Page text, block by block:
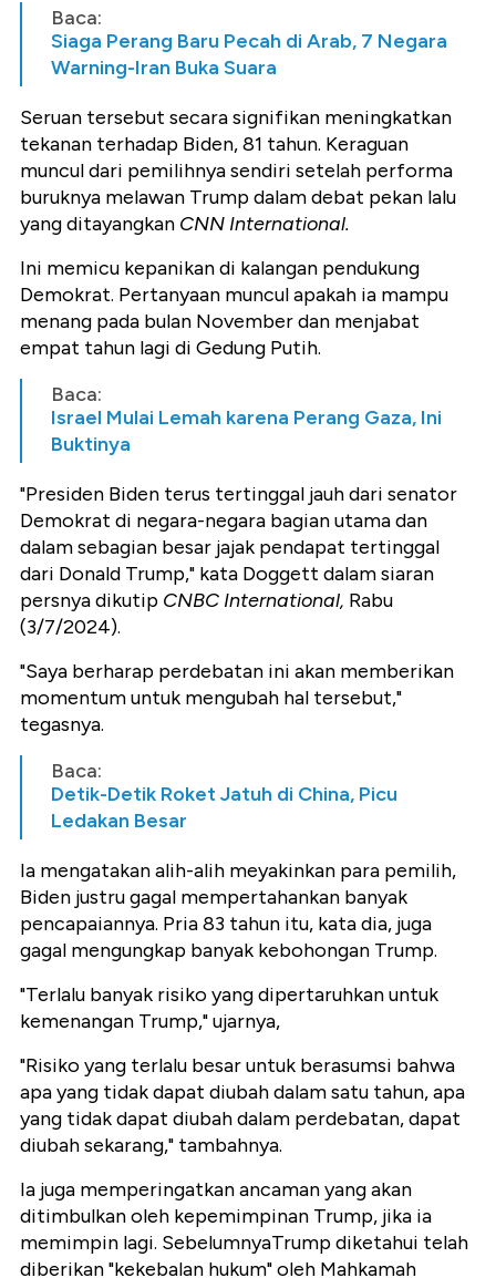
Baca:
Siaga Perang Baru Pecah di Arab, 7 Negara
Warning-Iran Buka Suara
Seruan tersebut secara signifikan meningkatkan
tekanan terhadap Biden, 81 tahun. Keraguan
muncul dari pemilihnya sendiri setelah performa
buruknya melawan Trump dalam debat pekan lalu
yang ditayangkan CNN International.
Ini memicu kepanikan di kalangan pendukung
Demokrat. Pertanyaan muncul apakah ia mampu
menang pada bulan November dan menjabat
empat tahun lagi di Gedung Putih.
Baca:
Israel Mulai Lemah karena Perang Gaza, Ini
Buktinya
"Presiden Biden terus tertinggal jauh dari senator
Demokrat di negara-negara bagian utama dan
dalam sebagian besar jajak pendapat tertinggal
dari Donald Trump," kata Doggett dalam siaran
persnya dikutip CNBC International, Rabu
(3/7/2024).
"Saya berharap perdebatan ini akan memberikan
momentum untuk mengubah hal tersebut,"
tegasnya.
Baca:
Detik-Detik Roket Jatuh di China, Picu
Ledakan Besar
Ia mengatakan alih-alih meyakinkan para pemilih,
Biden justru gagal mempertahankan banyak
pencapaiannya. Pria 83 tahun itu, kata dia, juga
gagal mengungkap banyak kebohongan Trump.
"Terlalu banyak risiko yang dipertaruhkan untuk
kemenangan Trump," ujarnya,
"Risiko yang terlalu besar untuk berasumsi bahwa
apa yang tidak dapat diubah dalam satu tahun, apa
yang tidak dapat diubah dalam perdebatan, dapat
diubah sekarang," tambahnya.
Ia juga memperingatkan ancaman yang akan
ditimbulkan oleh kepemimpinan Trump, jika ia
memimpin lagi. SebelumnyaTrump diketahui telah
diberikan "kekebalan hukum" oleh Mahkamah